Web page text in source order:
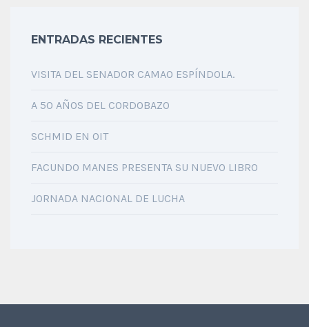
ENTRADAS RECIENTES
VISITA DEL SENADOR CAMAO ESPÍNDOLA.
A 50 AÑOS DEL CORDOBAZO
SCHMID EN OIT
FACUNDO MANES PRESENTA SU NUEVO LIBRO
JORNADA NACIONAL DE LUCHA